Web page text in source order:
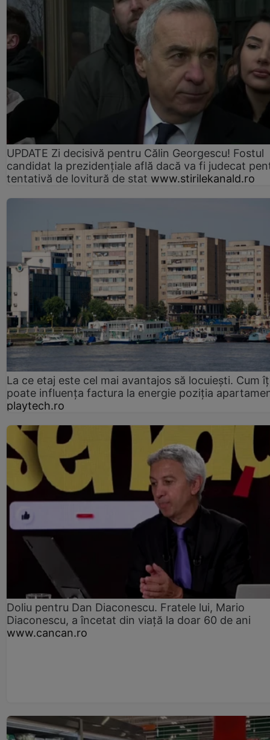
UPDATE Zi decisivă pentru Călin Georgescu! Fostul
candidat la prezidențiale află dacă va fi judecat
tentativă de lovitură de stat www.stirilekanald.ro
La ce etaj este cel mai avantajos să locuiești. Cum
poate influența factura la energie poziția
playtech.ro
Doliu pentru Dan Diaconescu. Fratele lui, Mario
Diaconescu, a încetat din viață la doar 60 de ani
www.cancan.ro